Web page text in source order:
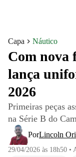
Capa Náutico
Com nova
lança
2026
Primeiras peças
na Série B do
PorLincoln
29/04/2026 às 18h50 •